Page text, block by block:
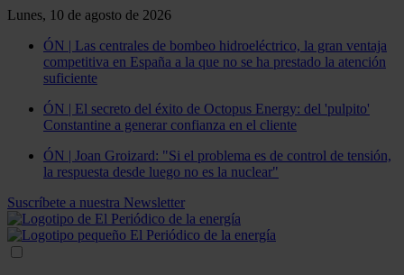
Lunes, 10 de agosto de 2026
ÓN | Las centrales de bombeo hidroeléctrico, la gran ventaja
competitiva en España a la que no se ha prestado la atención
suficiente
ÓN | El secreto del éxito de Octopus Energy: del 'pulpito'
Constantine a generar confianza en el cliente
ÓN | Joan Groizard: "Si el problema es de control de tensión,
la respuesta desde luego no es la nuclear"
Suscríbete a nuestra Newsletter